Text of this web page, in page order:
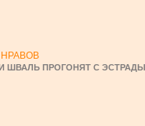
ШВАЛЬ ПРОГОНЯТ С ЭСТРАДЫ